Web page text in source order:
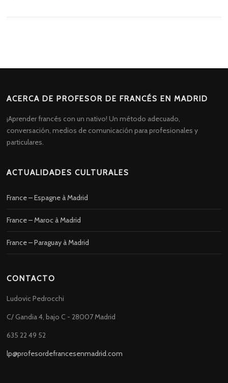
ACERCA DE PROFESOR DE FRANCÉS EN MADRID
¡Aprender francés con un nativo! Un método adecuado,
conversación, medios de comunicación para profesionales y
particulares.
ACTUALIDADES CULTURALES
France – Espagne à Madrid
France – Maroc à Madrid
France – Paraguay à Madrid
CONTACTO
Ludovic Pedrocchi
C/ Gandia 4, bajo C - 28007 Madrid
635 22 49 52
lp@profesordefrancesenmadrid.com